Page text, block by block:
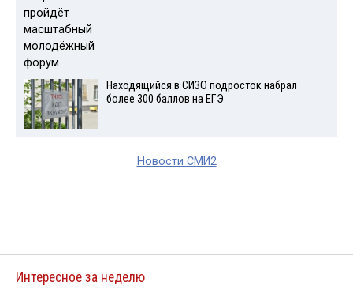
Находящийся в СИЗО подросток набрал
более 300 баллов на ЕГЭ
Новости СМИ2
Интересное за неделю